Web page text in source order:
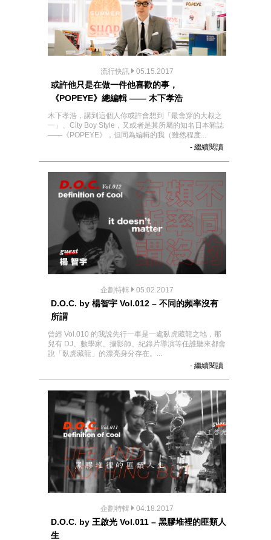
流行快訊 05.15.2017
或許他只是在做一件他喜歡的事，
《POPEYE》總編輯 —— 木下孝浩
木下孝浩，講到這個人你或許會想到「最會穿的大叔之
一」、City Boy Style，又或者是其所屬的知名日本雜誌
——《POPEYE》，但同為編輯的我（雖然程度...
- 繼續閱讀
企劃特輯 05.02.2017
D.O.C. by 楊智宇 Vol.012 – 不同的頻率沒有
所謂
曾經 Vol.010 的我說先行一車是一處臥虎藏龍之地，那
兒有 DJ、數學家、攝影師、紀錄片導演等任誰聽來都會
說「臥虎藏龍」的漂亮身分存在。...
- 繼續閱讀
企劃特輯 04.18.2017
D.O.C. by 王啟光 Vol.011 – 黑膠堆裡的匪類人
生